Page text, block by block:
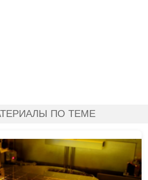
ПО ТЕМЕ